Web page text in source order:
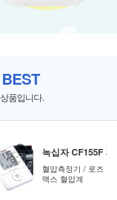
품입니다.
기 풀세트녹십자 CF155F
혈압측정기 / 로즈
맥스 혈압계